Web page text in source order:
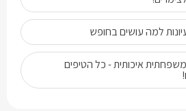
איכותית - כל הטיפים